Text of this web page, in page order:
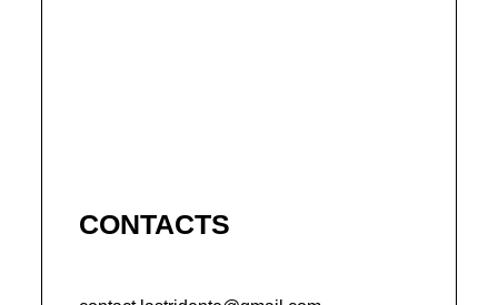
CONTACTS